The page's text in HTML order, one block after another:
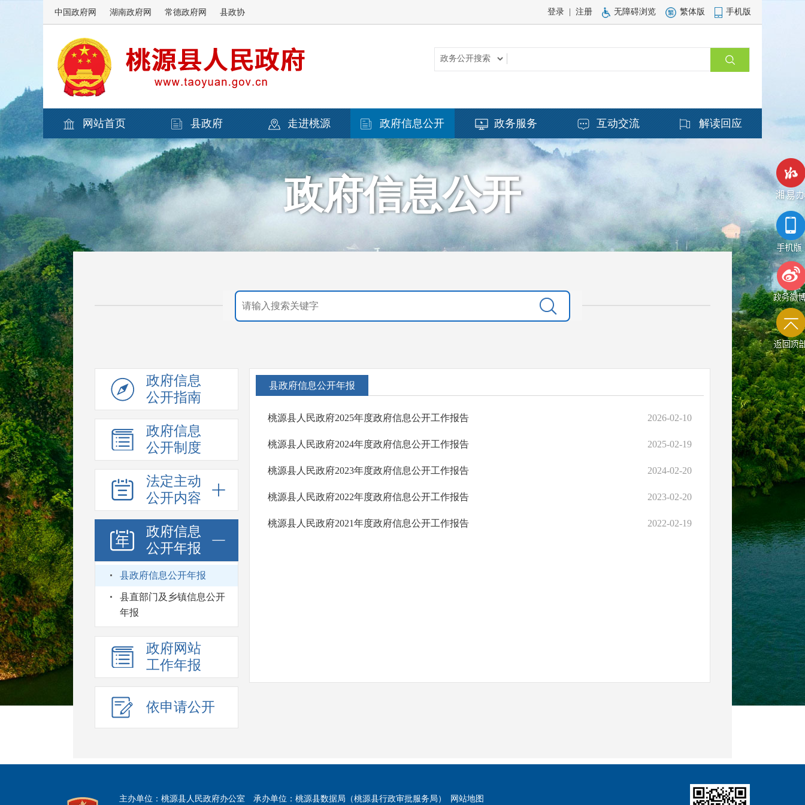
中国政府网 湖南政府网 常德政府网 县政协 登录 注册 无障碍浏览 繁体版 手机版
网站首页 县政府 走进桃源 政府信息公开 政务服务 互动交流 解读回应
政府信息公开
政府信息
公开指南
政府信息
公开制度
法定主动
公开内容
政府信息
公开年报
县政府信息公开年报
县直部门及乡镇信息公开
年报
政府网站
工作年报
依申请公开
县政府信息公开年报
桃源县人民政府2025年度政府信息公开工作报告 2026-02-10
桃源县人民政府2024年度政府信息公开工作报告 2025-02-19
桃源县人民政府2023年度政府信息公开工作报告 2024-02-20
桃源县人民政府2022年度政府信息公开工作报告 2023-02-20
桃源县人民政府2021年度政府信息公开工作报告 2022-02-19
主办单位：桃源县人民政府办公室 承办单位：桃源县数据局（桃源县行政审批服务局） 网站地图
湘易办
手机版
政务微
返回顶